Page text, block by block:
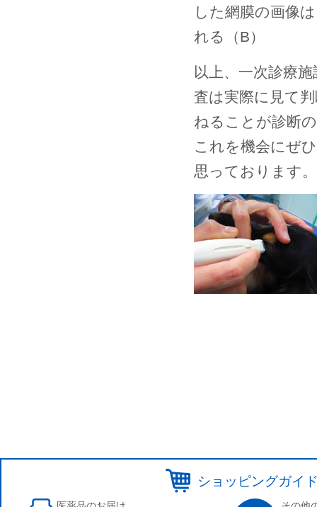
した網膜の画像
れる（B）
以上、一次診療
査は実際に見て
ねることが診断
これを機会にぜ
思っております。
ショッピングガイ